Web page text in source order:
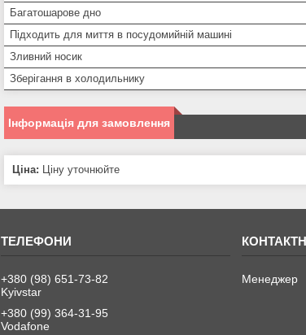
Багатошарове дно
Підходить для миття в посудомийній машині
Зливний носик
Зберігання в холодильнику
Інформація для замовлення
Ціна: Ціну уточнюйте
+380 (98) 651-73-82
Kyivstar
+380 (99) 364-31-95
Vodafone
Менеджер